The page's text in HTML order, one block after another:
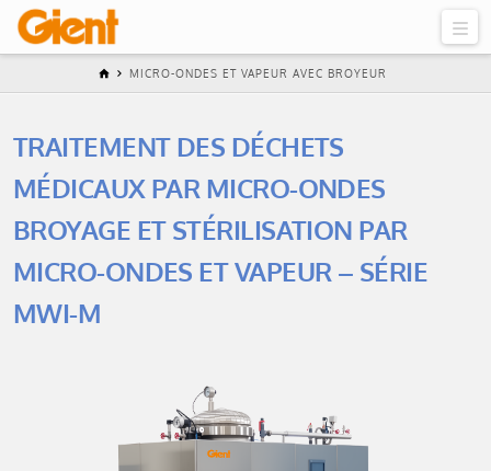
MICRO-ONDES ET VAPEUR AVEC BROYEUR
TRAITEMENT DES DÉCHETS
MÉDICAUX PAR MICRO-ONDES
BROYAGE ET STÉRILISATION PAR
MICRO-ONDES ET VAPEUR – SÉRIE
MWI-M